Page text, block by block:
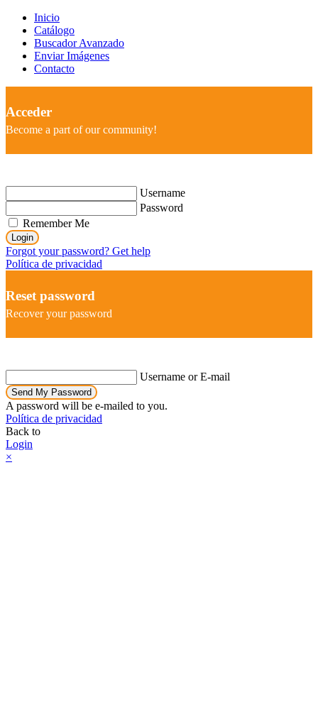
Inicio
Catálogo
Buscador Avanzado
Enviar Imágenes
Contacto
Acceder
Become a part of our community!
Username
Password
Remember Me
Login
Forgot your password? Get help
Política de privacidad
Reset password
Recover your password
Username or E-mail
Send My Password
A password will be e-mailed to you.
Política de privacidad
Back to
Login
×